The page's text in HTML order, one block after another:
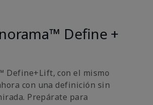
Define +
Define+Lift, con el mismo
con una definición sin
Prepárate para